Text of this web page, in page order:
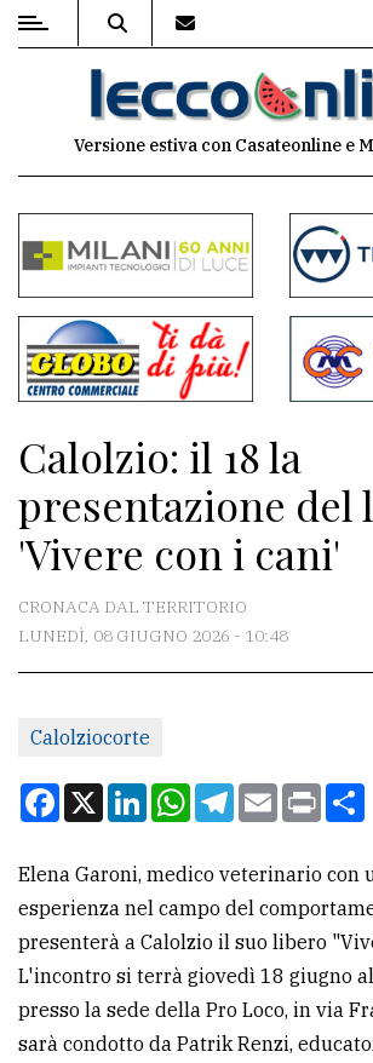
MENU
commenti
Contenuti
del
sito
Meteo
CONTATTI
La
redazione
Per
tua
CERCA
Cerca
per
comune
Versione estiva con Casateonline e
Calolzio: il 18 la
presentazione del
'Vivere con i cani'
CRONACA DAL TERRITORIO
LUNEDÌ, 08 GIUGNO 2026 - 10:48
Calolziocorte
Facebook
X LinkedInWhatsApp
Telegram
EmailPrint
Elena Garoni, medico veterinario con
esperienza nel campo del
presenterà a Calolzio il suo libero
L'incontro si terrà giovedì 18 giugno
presso la sede della Pro Loco, in via
sarà condotto da Patrik Renzi,